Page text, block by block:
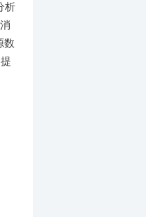
析
数